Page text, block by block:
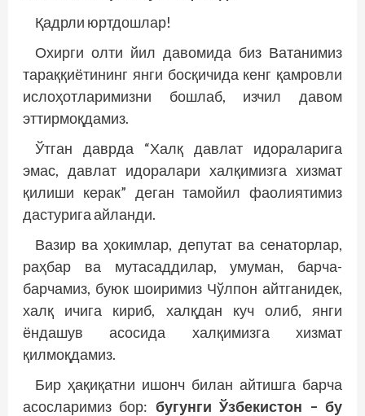
Қадрли юртдошлар!
Охирги олти йил давомида биз Ватанимиз
тараққиётининг янги босқичида кенг қамровли
ислоҳотларимизни бош­лаб, изчил давом
эттирмоқдамиз.
Ўтган даврда “Халқ давлат идораларига
эмас, давлат идоралари халқимизга хизмат
қилиши керак” деган тамойил фао­лиятимиз
дастурига айланди.
Вазир ва ҳокимлар, депутат ва сенаторлар,
раҳбар ва мутасаддилар, умуман, барча-
барчамиз, буюк шоиримиз Чўлпон айтганидек,
халқ ичига кириб, халқдан куч олиб, янги
ёндашув асосида халқимизга хизмат
қилмоқдамиз.
Бир ҳақиқатни ишонч билан айтишга барча
асосларимиз бор: бугунги Ўзбекис­тон – бу